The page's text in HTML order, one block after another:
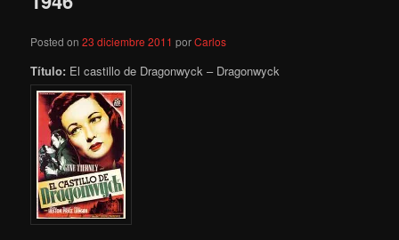
Posted on23 diciembre 2011 porCarlos
Título: El castillo de Dragonwyck – Dragonwyck